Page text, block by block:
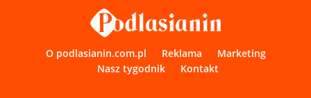
O podlasianin.com.pl Reklama
Marketing
Nasz tygodnik
Kontakt